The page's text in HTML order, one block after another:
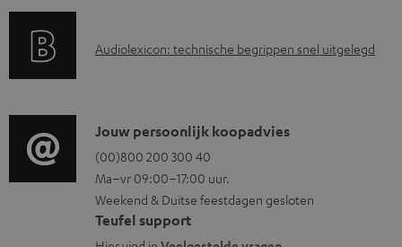
n
r
m
a
t
n
e
i
n
f
A
i
o
g
l
o
Audiolexicon: technische begrippen snel uitgelegd
C
o
n
t
a
Jouw persoonlijk koopadvies
(00)800 200 300 40
Ma–vr 09:00–17:00 uur.
Weekend & Duitse feestdagen gesloten
Teufel support